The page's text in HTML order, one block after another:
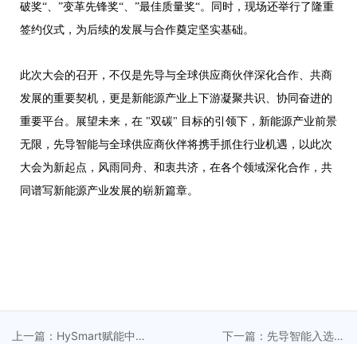
破奖“、”变革先锋奖“、”最佳质量奖“。同时，现场还举行了隆重
签约仪式，为后续的发展与合作奠定坚实基础。
此次大会的召开，不仅是先导与全球供应商伙伴深化合作、共商
发展的重要契机，更是新能源产业上下游凝聚共识、协同奋进的
重要平台。展望未来，在 "双碳" 目标的引领下，新能源产业前景
无限，先导智能与全球供应商伙伴将携手抓住行业机遇，以此次
大会为新起点，风雨同舟、和衷共济，在各个领域深化合作，共
同谱写新能源产业发展的崭新篇章。
上一篇：HySmart赋能中
下一篇：先导智能入选标